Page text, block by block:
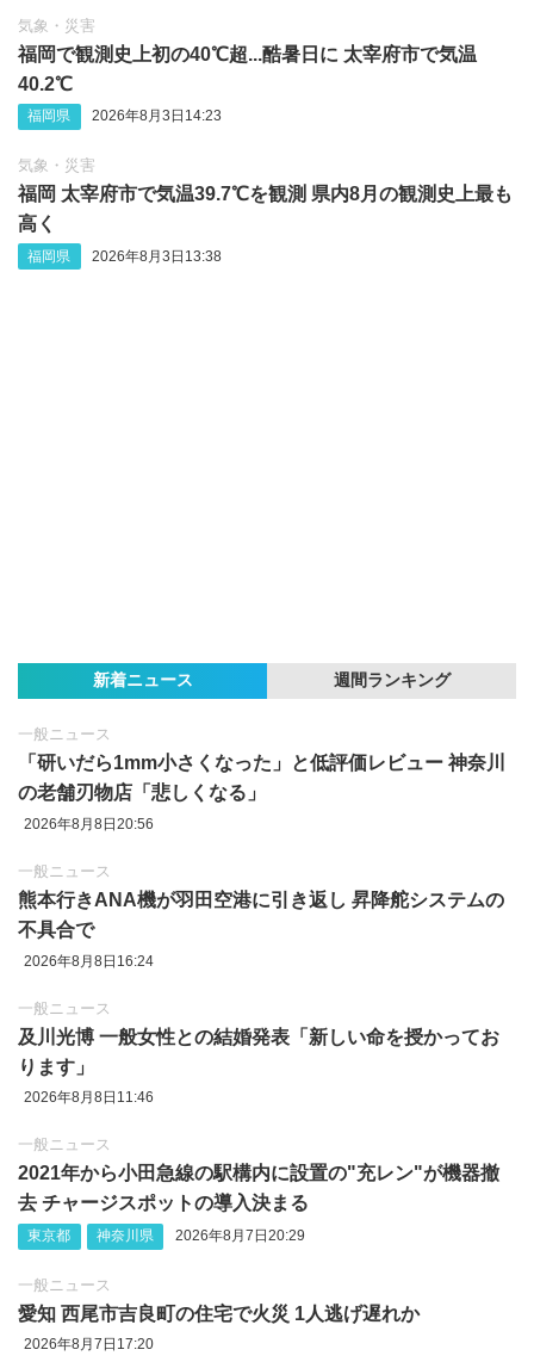
気象・災害
福岡で観測史上初の40℃超...酷暑日に 太宰府市で気温
40.2℃
福岡県 2026年8月3日14:23
気象・災害
福岡 太宰府市で気温39.7℃を観測 県内8月の観測史上最も
高く
福岡県 2026年8月3日13:38
新着ニュース 週間ランキング
一般ニュース
「研いだら1mm小さくなった」と低評価レビュー 神奈川
の老舗刃物店「悲しくなる」
2026年8月8日20:56
一般ニュース
熊本行きANA機が羽田空港に引き返し 昇降舵システムの
不具合で
2026年8月8日16:24
一般ニュース
及川光博 一般女性との結婚発表「新しい命を授かってお
ります」
2026年8月8日11:46
一般ニュース
2021年から小田急線の駅構内に設置の"充レン"が機器撤
去 チャージスポットの導入決まる
東京都 神奈川県 2026年8月7日20:29
一般ニュース
愛知 西尾市吉良町の住宅で火災 1人逃げ遅れか
2026年8月7日17:20